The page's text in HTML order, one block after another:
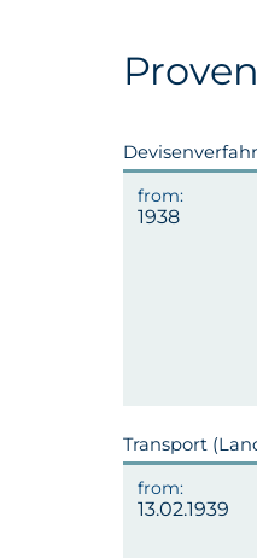
1938
Transport
13.02.1939